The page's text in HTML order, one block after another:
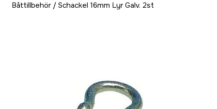
Båttillbehör/ Schackel 16mm Lyr Galv. 2st